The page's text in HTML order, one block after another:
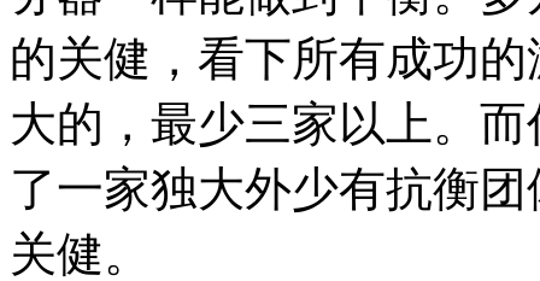
的关健，看下所有成功
大的，最少三家以上。
了一家独大外少有抗衡
关健。